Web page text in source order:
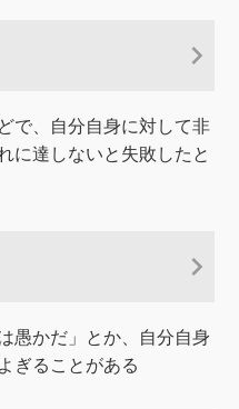
で、自分自身に対して非
に達しないと失敗したと
愚かだ」とか、自分自身
ぎることがある